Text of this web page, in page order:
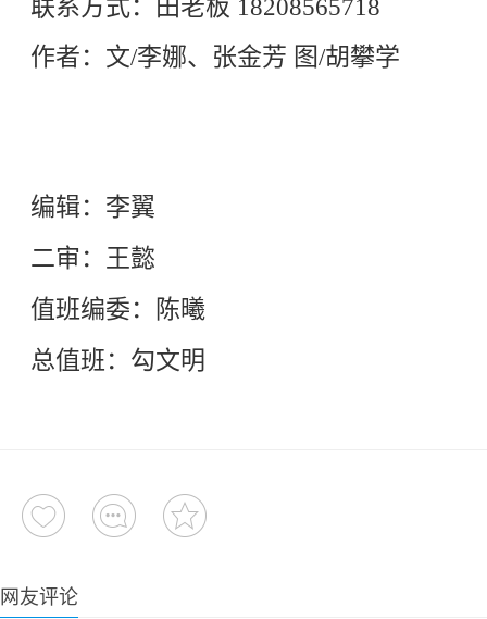
联系方式：田老板 18208565718
作者：文/李娜、张金芳 图/胡攀学
编辑：李翼
二审：王懿
值班编委：陈曦
总值班：勾文明
网友评论